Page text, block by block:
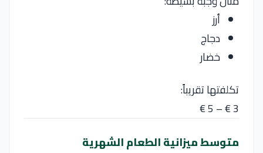
أرز
دجاج
خضار
تكلفتها تقريباً:
3 € – 5 €
متوسط ميزانية الطعام الشهرية